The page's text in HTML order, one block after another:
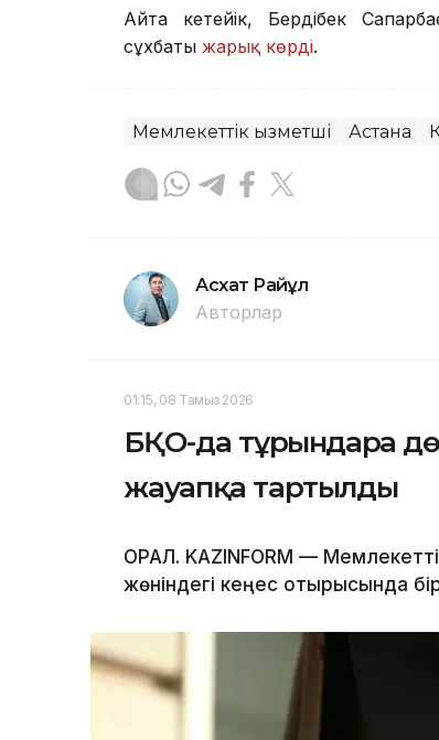
Айта кетейік, Бердібек
сұхбаты жарық көрді.
Мемлекеттік қызметші Астана
Асхат Райқұл
Авторлар
01:15, 08 Тамыз 2026
БҚО-да тұрғындарға
жауапқа тартылды
ОРАЛ. KAZINFORM —
жөніндегі кеңес отырысында